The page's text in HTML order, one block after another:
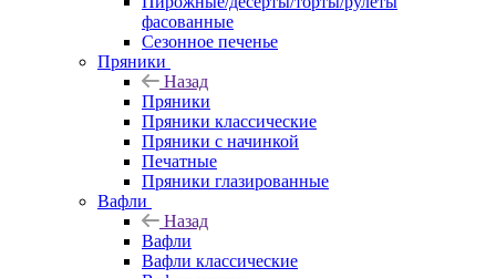
фасованные
Сезонное печенье
Пряники
Назад
Пряники
Пряники классические
Пряники с начинкой
Печатные
Пряники глазированные
Вафли
Назад
Вафли
Вафли классические